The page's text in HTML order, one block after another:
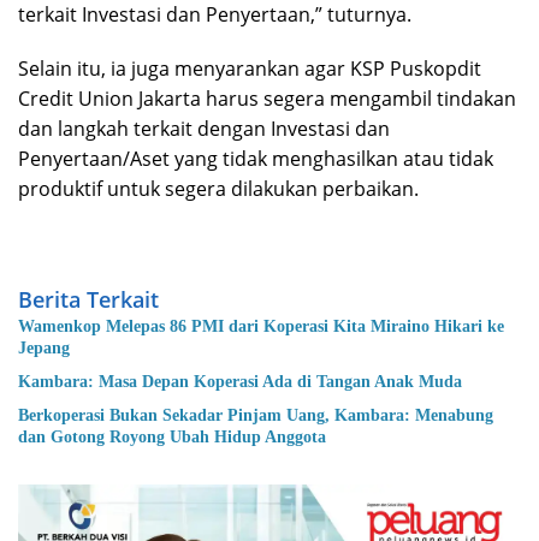
terkait Investasi dan Penyertaan,” tuturnya.
Selain itu, ia juga menyarankan agar KSP Puskopdit
Credit Union Jakarta harus segera mengambil tindakan
dan langkah terkait dengan Investasi dan
Penyertaan/Aset yang tidak menghasilkan atau tidak
produktif untuk segera dilakukan perbaikan.
Berita Terkait
Wamenkop Melepas 86 PMI dari Koperasi Kita Miraino Hikari ke
Jepang
Kambara: Masa Depan Koperasi Ada di Tangan Anak Muda
Berkoperasi Bukan Sekadar Pinjam Uang, Kambara: Menabung
dan Gotong Royong Ubah Hidup Anggota